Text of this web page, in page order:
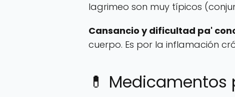
lagrimeo son muy típicos
Cansancio y dificultad pa'
cuerpo. Es por la inflamación
💊